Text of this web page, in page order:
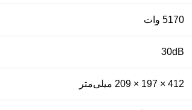
5170 وات
30dB
412 × 197 × 209 میلی‌متر